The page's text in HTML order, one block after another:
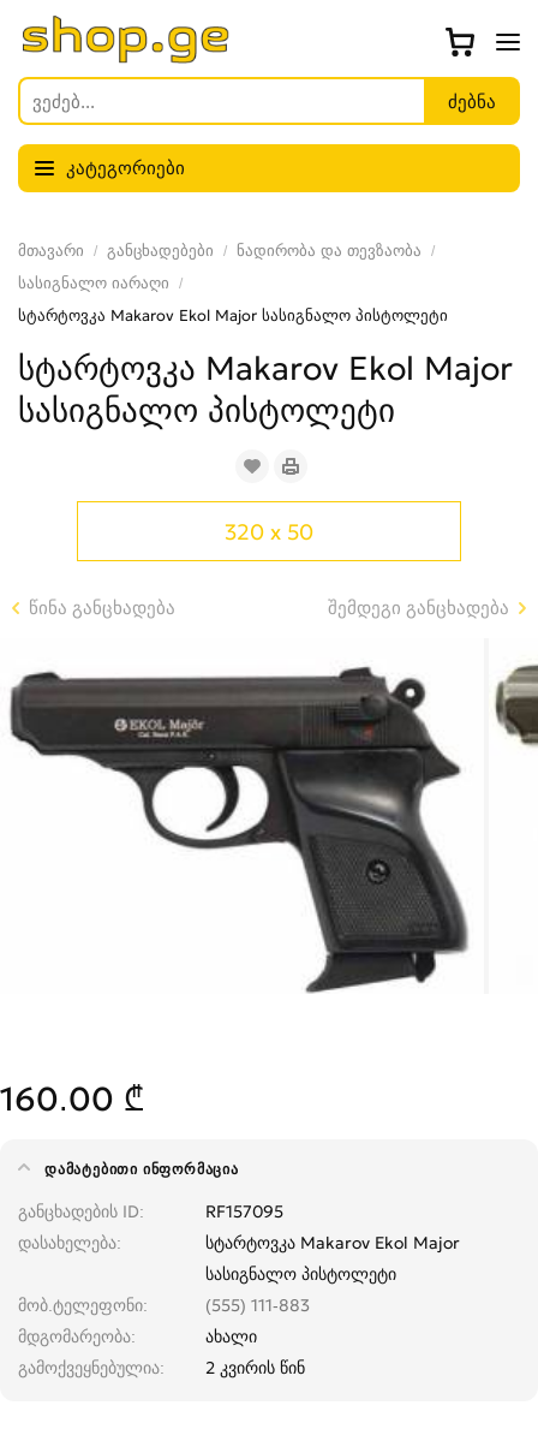
კატეგორიები
მთავარი განცხადებები
ნადირობა და თევზაობა
სასიგნალო იარაღი
სტარტოვკა Makarov Ekol Major სასიგნალო პისტოლეტი
სტარტოვკა Makarov Ekol Major
სასიგნალო პისტოლეტი
320 x 50
წინა განცხადება შემდეგი განცხადება
160.00 ₾
ᲓᲐᲛᲐᲢᲔᲑᲘᲗᲘ ᲘᲜᲤᲝᲠᲛᲐᲪᲘᲐ
განცხადების ID
RF157095
დასახელება
სტარტოვკა Makarov Ekol Major
სასიგნალო პისტოლეტი
მობ.ტელეფონი
(555) 111-883
მდგომარეობა
ახალი
გამოქვეყნებულია
2 კვირის წინ